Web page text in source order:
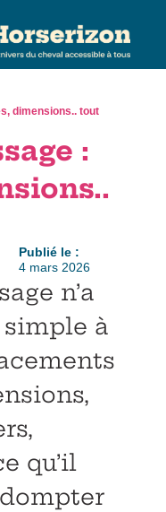
dimensions.. tout
:
Publié le :
4 mars 2026
n’a
à
qu’il